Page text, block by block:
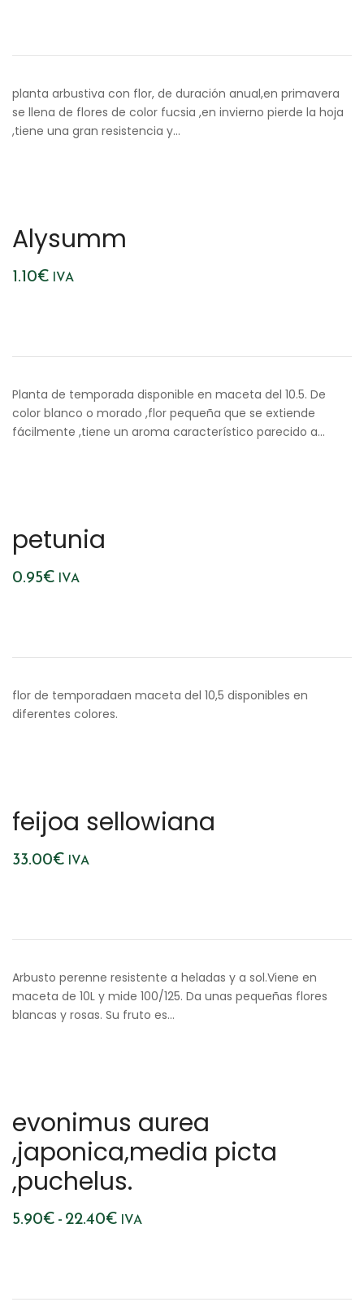
planta arbustiva con flor, de duración anual,en primavera
se llena de flores de color fucsia ,en invierno pierde la hoja
,tiene una gran resistencia y…
Alysumm
1.10€ IVA
Planta de temporada disponible en maceta del 10.5. De
color blanco o morado ,flor pequeña que se extiende
fácilmente ,tiene un aroma característico parecido a…
petunia
0.95€ IVA
flor de temporadaen maceta del 10,5 disponibles en
diferentes colores.
feijoa sellowiana
33.00€ IVA
Arbusto perenne resistente a heladas y a sol.Viene en
maceta de 10L y mide 100/125. Da unas pequeñas flores
blancas y rosas. Su fruto es…
evonimus aurea
,japonica,media picta
,puchelus.
5.90€-22.40€ Rango
desde
IVA